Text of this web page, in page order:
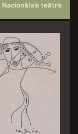
Nacionālais teātris